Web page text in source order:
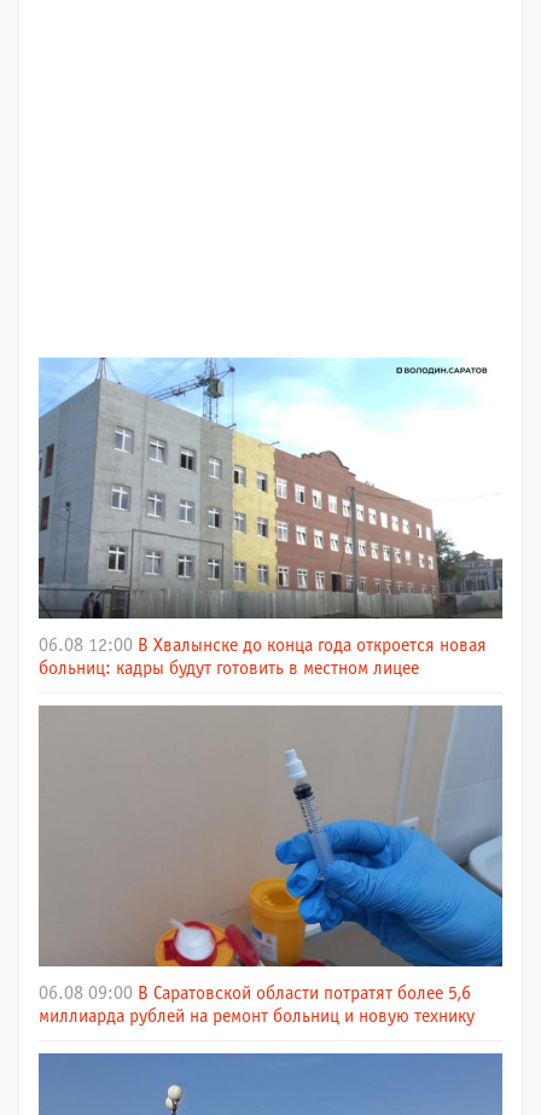
06.08 12:00 В Хвалынске до конца года откроется новая
больниц: кадры будут готовить в местном лицее
06.08 09:00 В Саратовской области потратят более 5,6
миллиарда рублей на ремонт больниц и новую технику